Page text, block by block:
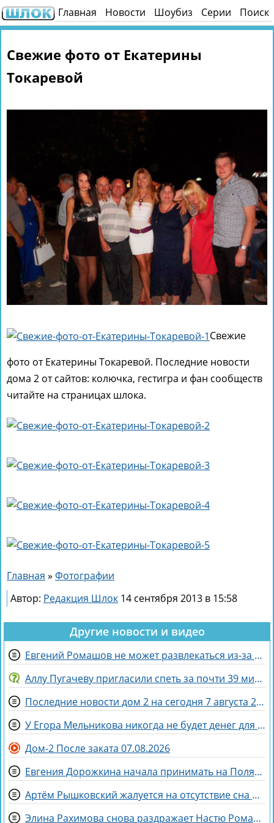
Главная Новости Шоубиз Серии Поиск
Свежие фото от Екатерины
Токаревой
Свежие
фото от Екатерины Токаревой. Последние новости
дома 2 от сайтов: колючка, гестигра и фан сообществ
читайте на страницах шлока.
Главная » Фотографии
Автор: Редакция Шлок 14 сентября 2013 в 15:58
Другие новости и видео
Евгений Ромашов не может развлекаться из-за беременности жены Анастасии
Аллу Пугачеву пригласили спеть за почти 39 миллионов рублей
Последние новости дом 2 на сегодня 7 августа 2026
У Егора Мельникова никогда не будет денег для Вероники Гракович
Дом-2 После заката 07.08.2026
Евгения Дорожкина начала принимать на Поляне первых клиенток
Артём Рышковский жалуется на отсутствие сна из-за Нади Ермаковой
Элина Рахимова снова раздражает Настю Ромашову, флиртуя с её мужем Евгением